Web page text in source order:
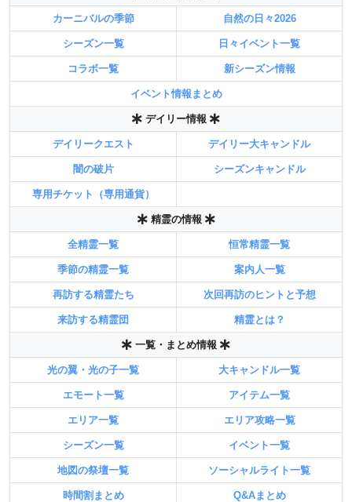
カーニバルの季節 自然の日々2026
シーズン一覧 日々イベント一覧
コラボ一覧 新シーズン情報
イベント情報まとめ
デイリー情報
デイリークエスト デイリー大キャンドル
闇の破片 シーズンキャンドル
専用チケット（専用通貨）
精霊の情報
全精霊一覧 恒常精霊一覧
季節の精霊一覧 案内人一覧
再訪する精霊たち 次回再訪のヒントと予想
来訪する精霊団 精霊とは？
一覧・まとめ情報
光の翼・光の子一覧 大キャンドル一覧
エモート一覧 アイテム一覧
エリア一覧 エリア攻略一覧
シーズン一覧 イベント一覧
地図の祭壇一覧 ソーシャルライト一覧
時間割まとめ Q&Aまとめ